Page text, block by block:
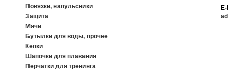
Повязки, напульсники
Защита
Мячи
Бутылки для воды, прочее
Кепки
Шапочки для плавания
Перчатки для тренинга